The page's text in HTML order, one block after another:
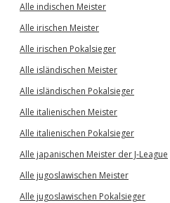
Alle indischen Meister
Alle irischen Meister
Alle irischen Pokalsieger
Alle isländischen Meister
Alle isländischen Pokalsieger
Alle italienischen Meister
Alle italienischen Pokalsieger
Alle japanischen Meister der J-League
Alle jugoslawischen Meister
Alle jugoslawischen Pokalsieger